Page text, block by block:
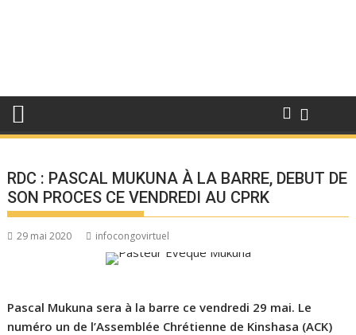
RDC : PASCAL MUKUNA À LA BARRE, DEBUT DE
SON PROCES CE VENDREDI AU CPRK
29 mai 2020 infocongovirtuel
Pascal Mukuna sera à la barre ce vendredi 29 mai. Le
numéro un de l’Assemblée Chrétienne de Kinshasa (ACK)